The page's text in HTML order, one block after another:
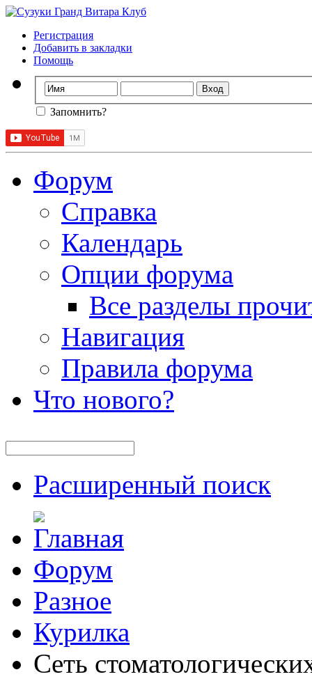
Регистрация
Добавить в закладки
Помощь
Запомнить?
Форум
Справка
Календарь
Опции форума
Все разделы
Навигация
Правила форума
Что нового?
Расширенный поиск
Форум
Разное
Курилка
Сеть